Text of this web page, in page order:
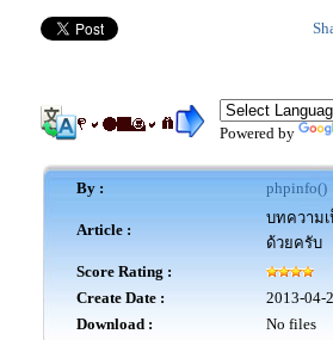
Powered by
By : phpinfo()
Article :
บทความ
ด้วยครับ
Score Rating :
Create Date :
2013-04-
Download :
No files